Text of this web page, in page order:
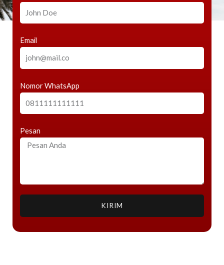
Email
Nomor WhatsApp
Pesan
KIRIM